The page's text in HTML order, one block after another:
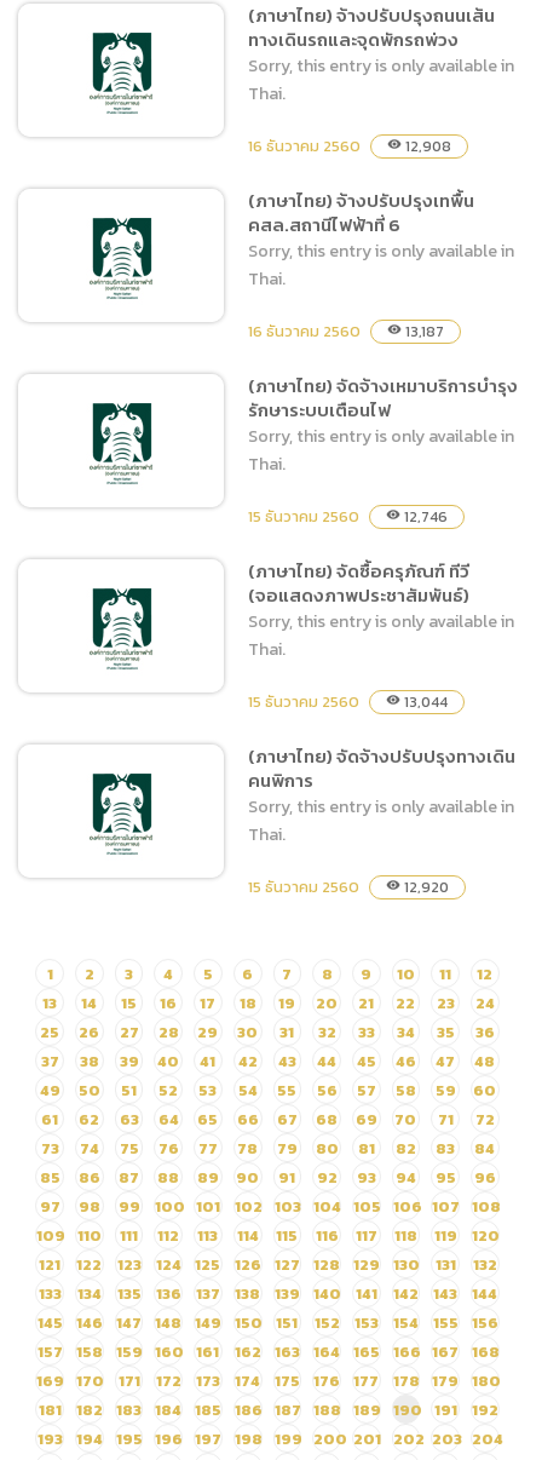
(ภาษาไทย) ประกาศผู้ชนะการ
เสนอราคา ซื้อกระดาษเช็ดมือ
กระดาษชำระ โดยวิธีเฉพาะ
เจาะจง
(ภาษาไทย) จ้างปรับปรุงถนน
เส้นทางเดินรถและจุดพักรถ
(ภาษาไทย) จ้างปรับปรุงถนนเส้น
ทางเดินรถและจุดพักรถพ่วง
Sorry, this entry is only available in
Thai.
16 ธันวาคม 2560 visibility 12,908
(ภาษาไทย) จ้างปรับปรุงเทพื้น
คสล.สถานีไฟฟ้าที่ 6
(ภาษาไทย) จ้างปรับปรุงเทพื้น
คสล.สถานีไฟฟ้าที่ 6
Sorry, this entry is only available in
Thai.
16 ธันวาคม 2560 visibility 13,187
(ภาษาไทย) จัดจ้างเหมา
บริการบำรุงรักษาระบบเตือน
(ภาษาไทย) จัดจ้างเหมาบริการบำรุง
รักษาระบบเตือนไฟ
Sorry, this entry is only available in
Thai.
15 ธันวาคม 2560 visibility 12,746
(ภาษาไทย) จัดซื้อครุภัณฑ์ ทีวี
(จอแสดงภาพประชาสัมพันธ์)
(ภาษาไทย) จัดซื้อครุภัณฑ์ ทีวี
(จอแสดงภาพประชาสัมพันธ์)
Sorry, this entry is only available in
Thai.
15 ธันวาคม 2560 visibility 13,044
(ภาษาไทย) จัดจ้างปรับปรุง
(ภาษาไทย) จัดจ้างปรับปรุงทางเดิน
คนพิการ
Sorry, this entry is only available in
Thai.
15 ธันวาคม 2560 visibility 12,920
1 2 3 4 5 6 7 8 9 10 11
12
13
14 15 16 17 18 19 20 21 22 23
24
25
26 27 28 29 30 31 32 33 34 35
36
37
38 39 40 41 42 43 44 45 46 47
48
49
50 51 52 53 54 55 56 57 58 59
60
61
62 63 64 65 66 67 68 69 70 71
72
73
74 75 76 77 78 79 80 81 82 83
84
85
86 87 88 89 90 91 92 93 94 95
96
97
98 99 100 101 102 103 104 105 106 107 108
109 110 111 112 113 114 115 116 117 118 119
120
121
122 123 124 125 126 127 128 129 130 131
132
133
134 135 136 137 138 139 140 141 142 143
144
145
146 147 148 149 150 151 152 153 154 155
156
157
158 159 160 161 162 163 164 165 166 167
168
169 170 171 172 173 174 175 176 177 178 179
180
181
182 183 184 185 186 187 188 189 190 191
192
193 194 195 196 197 198 199 200 201 202 203 204